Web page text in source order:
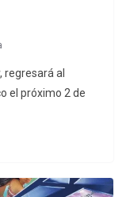
regresará al
el próximo 2 de